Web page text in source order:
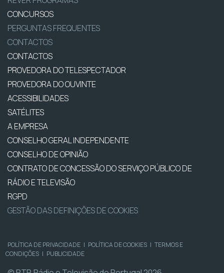
CONCURSOS
PERGUNTAS FREQUENTES
CONTACTOS
CONTACTOS
PROVEDORA DO TELESPECTADOR
PROVEDORA DO OUVINTE
ACESSIBILIDADES
SATÉLITES
A EMPRESA
CONSELHO GERAL INDEPENDENTE
CONSELHO DE OPINIÃO
CONTRATO DE CONCESSÃO DO SERVIÇO PÚBLICO DE
RÁDIO E TELEVISÃO
RGPD
GESTÃO DAS DEFINIÇÕES DE COOKIES
POLÍTICA DE PRIVACIDADE | POLÍTICA DE COOKIES | TERMOS E
CONDIÇÕES | PUBLICIDADE